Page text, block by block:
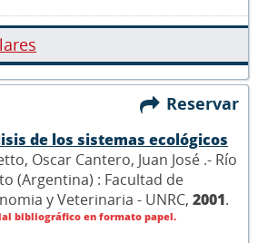
Reservar
de los sistemas ecológicos
Oscar Cantero, Juan José .- Río
(Argentina) : Facultad de
y Veterinaria - UNRC, 2001.
bibliográfico en formato papel.